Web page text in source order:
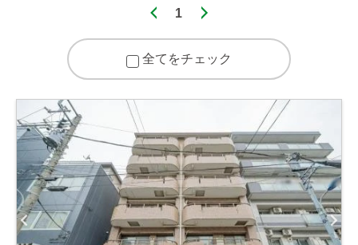
1
全てをチェック